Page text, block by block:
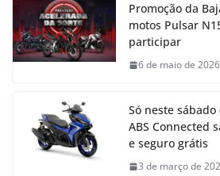
Promoção da
motos Pulsar
participar
6 de maio de 2026
Só neste sábado
ABS Connected
e seguro grátis
3 de março de